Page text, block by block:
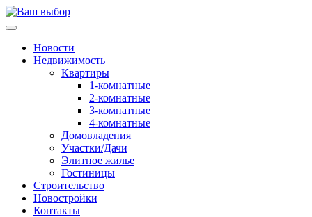
Новости
Недвижимость
Квартиры
1-комнатные
2-комнатные
3-комнатные
4-комнатные
Домовладения
Участки/Дачи
Элитное жилье
Гостиницы
Строительство
Новостройки
Контакты